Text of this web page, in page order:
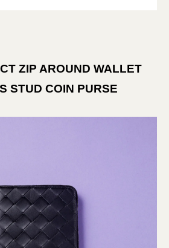
ZIP AROUND WALLET
STUD COIN PURSE